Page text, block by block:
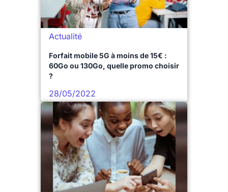
Actualité
Forfait mobile 5G à moins de 15€ :
60Go ou 130Go, quelle promo choisir
?
28/05/2022